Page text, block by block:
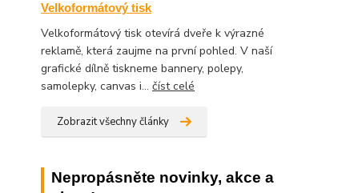
Velkoformátový tisk
Velkoformátový tisk otevírá dveře k výrazné
reklamě, která zaujme na první pohled. V naší
grafické dílně tiskneme bannery, polepy,
samolepky, canvas i...číst celé
Zobrazit všechny články
Nepropásněte novinky, akce a